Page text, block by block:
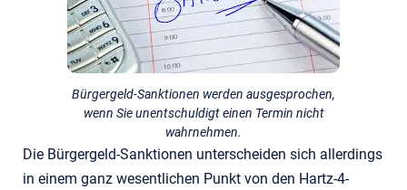
Bürgergeld-Sanktionen werden ausgesprochen,
wenn Sie unentschuldigt einen Termin nicht
wahrnehmen.
Die Bürgergeld-Sanktionen unterscheiden sich allerdings
in einem ganz wesentlichen Punkt von den Hartz-4-